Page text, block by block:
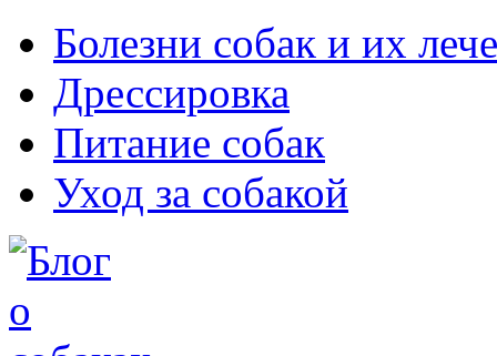
Болезни собак и их
Дрессировка
Питание собак
Уход за собакой